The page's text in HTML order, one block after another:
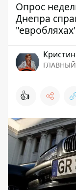
Опрос
Днепра
👍